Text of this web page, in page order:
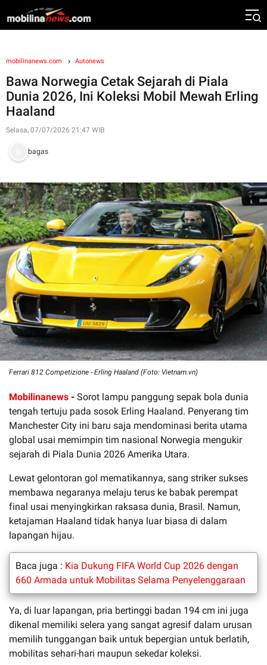
mobilinanews.com Autonews
Bawa Norwegia Cetak Sejarah di Piala
Dunia 2026, Ini Koleksi Mobil Mewah Erling
Haaland
Selasa, 07/07/2026 21:47 WIB
bagas
Ferrari 812 Competizione - Erling Haaland (Foto: Vietnam.vn)
Mobilinanews - Sorot lampu panggung sepak bola dunia
tengah tertuju pada sosok Erling Haaland. Penyerang tim
Manchester City ini baru saja mendominasi berita utama
global usai memimpin tim nasional Norwegia mengukir
sejarah di Piala Dunia 2026 Amerika Utara.
Lewat gelontoran gol mematikannya, sang striker sukses
membawa negaranya melaju terus ke babak perempat
final usai menyingkirkan raksasa dunia, Brasil. Namun,
ketajaman Haaland tidak hanya luar biasa di dalam
lapangan hijau.
Baca juga : Kia Dukung FIFA World Cup 2026 dengan
660 Armada untuk Mobilitas Selama Penyelenggaraan
Ya, di luar lapangan, pria bertinggi badan 194 cm ini juga
dikenal memiliki selera yang sangat agresif dalam urusan
memilih tunggangan baik untuk bepergian untuk berlatih,
mobilitas sehari-hari maupun sekedar koleksi.